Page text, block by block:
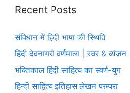
Recent Posts
संविधान में हिंदी भाषा की स्थिति
हिंदी देवनागरी वर्णमाला | स्वर & व्यंजन
भक्तिकाल हिंदी साहित्य का स्वर्ण-युग
हिन्दी साहित्य इतिहास लेखन परम्परा